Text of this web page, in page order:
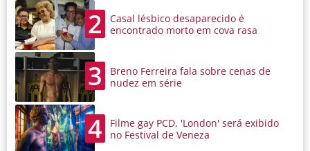
2
Casal lésbico desaparecido é
encontrado morto em cova rasa
3
Breno Ferreira fala sobre cenas de
nudez em série
4
Filme gay PCD, 'London' será exibido
no Festival de Veneza